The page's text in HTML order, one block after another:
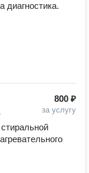
диагностика.
800 ₽
за услугу